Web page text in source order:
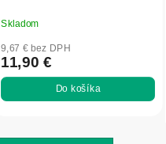
Skladom
9,67 € bez DPH
11,90 €
Do košíka